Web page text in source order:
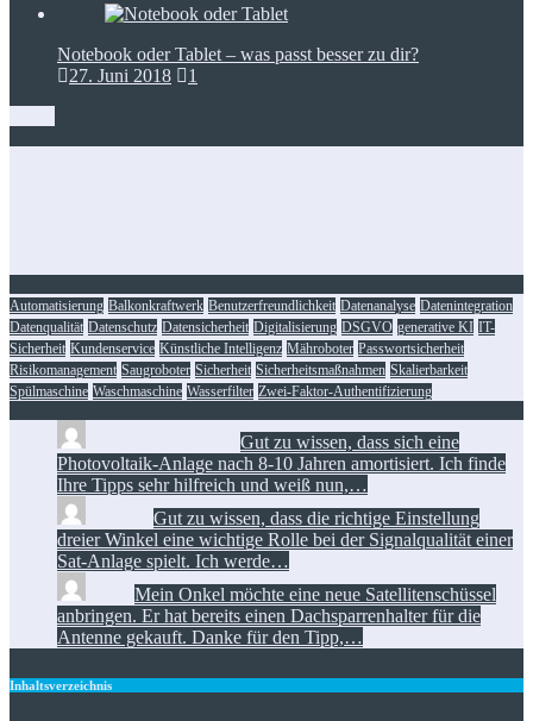
Notebook oder Tablet – was passt besser zu dir?
27. Juni 2018
1
Automatisierung Balkonkraftwerk Benutzerfreundlichkeit Datenanalyse Datenintegration
Datenqualität Datenschutz Datensicherheit Digitalisierung DSGVO generative KI IT-
Sicherheit Kundenservice Künstliche Intelligenz Mähroboter Passwortsicherheit
Risikomanagement Saugroboter Sicherheit Sicherheitsmaßnahmen Skalierbarkeit
Spülmaschine Waschmaschine Wasserfilter Zwei-Faktor-Authentifizierung
Gut zu wissen, dass sich eine
Photovoltaik-Anlage nach 8-10 Jahren amortisiert. Ich finde
Ihre Tipps sehr hilfreich und weiß nun,…
Gut zu wissen, dass die richtige Einstellung
dreier Winkel eine wichtige Rolle bei der Signalqualität einer
Sat-Anlage spielt. Ich werde…
Mein Onkel möchte eine neue Satellitenschüssel
anbringen. Er hat bereits einen Dachsparrenhalter für die
Antenne gekauft. Danke für den Tipp,…
Inhaltsverzeichnis